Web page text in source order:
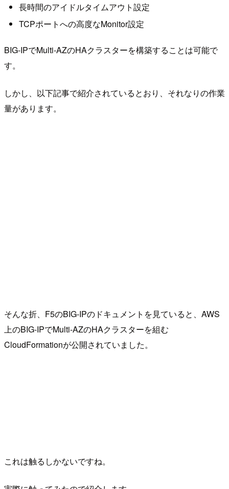
長時間のアイドルタイムアウト設定
TCPポートへの高度なMonitor設定
BIG-IPでMulti-AZのHAクラスターを構築することは可能で
す。
しかし、以下記事で紹介されているとおり、それなりの作業
量があります。
そんな折、F5のBIG-IPのドキュメントを見ていると、AWS
上のBIG-IPでMulti-AZのHAクラスターを組む
CloudFormationが公開されていました。
これは触るしかないですね。